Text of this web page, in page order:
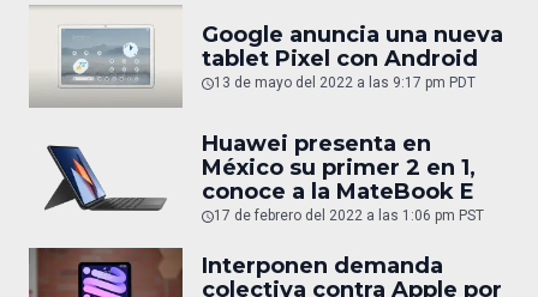
Google anuncia una nueva
tablet Pixel con Android
13 de mayo del 2022 a las 9:17 pm PDT
Huawei presenta en
México su primer 2 en 1,
conoce a la MateBook E
17 de febrero del 2022 a las 1:06 pm PST
Interponen demanda
colectiva contra Apple por